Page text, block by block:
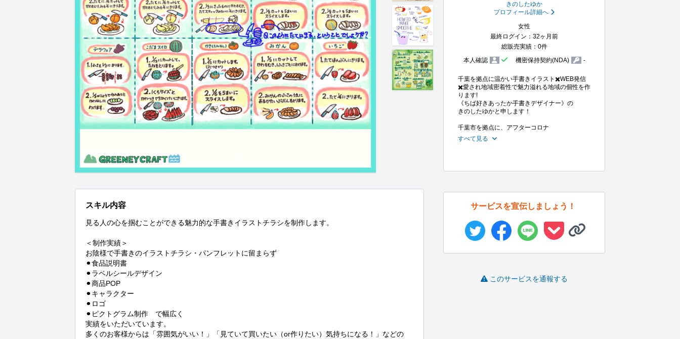
スキル内容
見る人の心を掴むことができる魅力的な手書きイラストチラシを制作します。
＜制作実績＞
お陰様で手書きのイラストチラシ・パンフレットに留まらず
⚫︎食品説明書
⚫︎ラベルシールデザイン
⚫︎商品POP
⚫︎キャラクター
⚫︎ロゴ
⚫︎ピクトグラム制作　で幅広く
実績をいただいています。
多くのお客様からは「雰囲気がいい！」「見ていて買いたい（or作りたい）気持ちになる！」などの
きのしたゆか
プロフィール詳細へ
女性
最終ログイン：32ヶ月前
総販売実績：0件
本人確認
機密保持契約(NDA) -
千葉を拠点に温かい手書きイラスト✖️WEB発信
✖️愛され地域密着性で魅力溢れる地域の個性を作
ります!
《ちば好きあったか手書きデザイナー》の
きのしたゆかと申します！
千葉市を拠点に、アフターコロナ
すべて見る
サービスを宣伝しましょう！
このサービスを通報する